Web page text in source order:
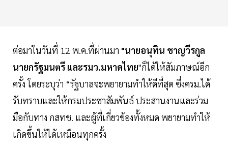
ต่อมาในวันที่ 12 พ.ค.ที่ผ่านมา "นายอนุทิน ชาญวีรกูล
นายกรัฐมนตรี และรมว.มหาดไทย"ก็ได้ให้สัมภาษณ์อีก
ครั้ง โดยระบุว่า “รัฐบาลจะพยายามทำให้ดีที่สุด ซึ่งครม.ได้
รับทราบและให้กรมประชาสัมพันธ์ ประสานงานและร่วม
มือกับทาง กสทช. และผู้ที่เกี่ยวข้องทั้งหมด พยายามทำให้
เกิดขึ้นให้ได้เหมือนทุกครั้ง